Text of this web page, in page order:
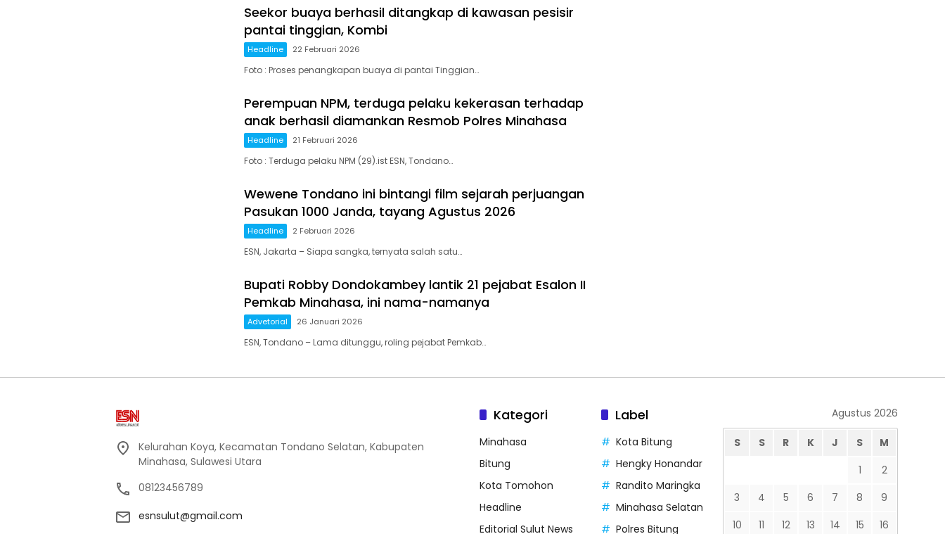
Seekor buaya berhasil ditangkap di kawasan pesisir
pantai tinggian, Kombi
Headline 22 Februari 2026
Foto : Proses penangkapan buaya di pantai Tinggian…
Perempuan NPM, terduga pelaku kekerasan terhadap
anak berhasil diamankan Resmob Polres Minahasa
Headline 21 Februari 2026
Foto : Terduga pelaku NPM (29).ist ESN, Tondano…
Wewene Tondano ini bintangi film sejarah perjuangan
Pasukan 1000 Janda, tayang Agustus 2026
Headline 2 Februari 2026
ESN, Jakarta – Siapa sangka, ternyata salah satu…
Bupati Robby Dondokambey lantik 21 pejabat Esalon II
Pemkab Minahasa, ini nama-namanya
Advetorial 26 Januari 2026
ESN, Tondano – Lama ditunggu, roling pejabat Pemkab…
Kelurahan Koya, Kecamatan Tondano Selatan, Kabupaten
Minahasa, Sulawesi Utara
08123456789
esnsulut@gmail.com
Kategori
Minahasa
Bitung
Kota Tomohon
Headline
Editorial Sulut News
Label
Kota Bitung
Hengky Honandar
Randito Maringka
Minahasa Selatan
Polres Bitung
Agustus 2026
S S R K J S
M
1
2
3
4 5 6 7 8
9
10
11 12 13 14 15 16